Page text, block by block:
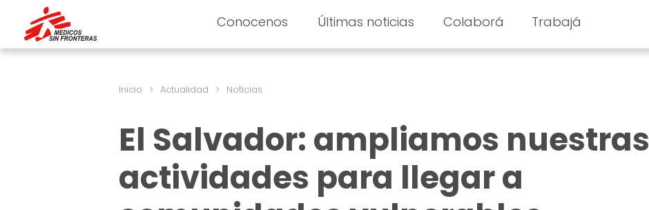
Conocenos Últimas noticias Colaborá Trabajá
Inicio > Actualidad > Noticias
El Salvador: ampliamos nuestras
actividades para llegar a